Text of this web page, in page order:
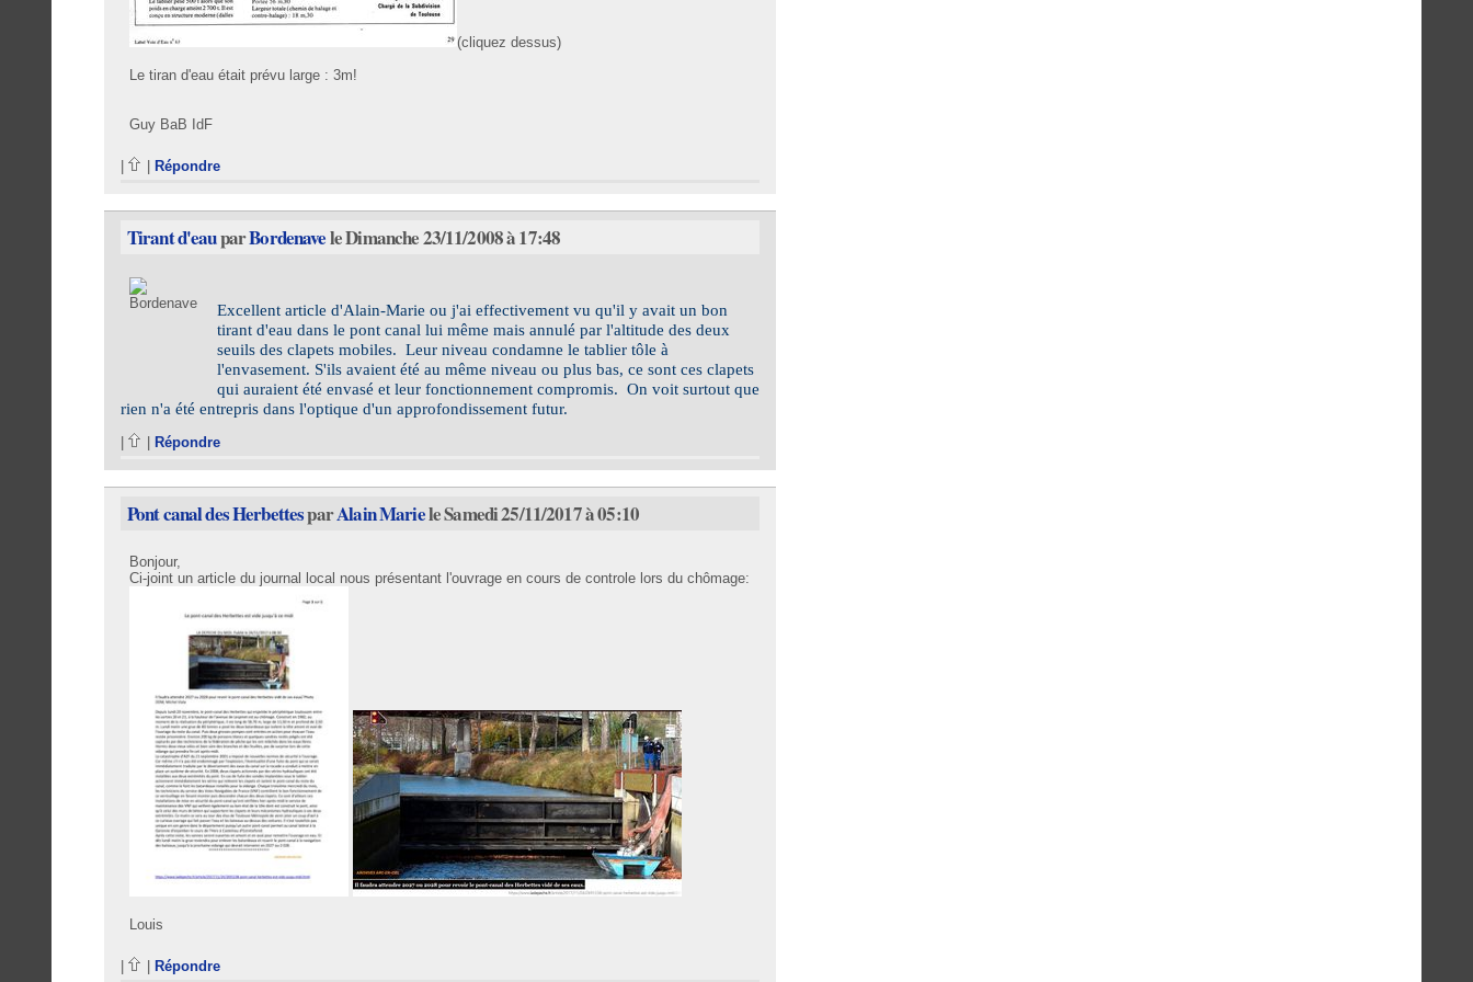
(cliquez dessus)
Le tiran d'eau était prévu large : 3m!
Guy BaB IdF
Répondre
Tirant d'eauparBordenavele Dimanche 23/11/2008 à 17:48
Excellent article d'Alain-Marie ou j'ai effectivement vu qu'il y avait un bon
tirant d'eau dans le pont canal lui même mais annulé par l'altitude des deux
seuils des clapets mobiles. Leur niveau condamne le tablier tôle à
l'envasement. S'ils avaient été au même niveau ou plus bas, ce sont ces clapets
qui auraient été envasé et leur fonctionnement compromis. On voit surtout que
rien n'a été entrepris dans l'optique d'un approfondissement futur.
Répondre
Pont canal des HerbettesparAlain Mariele Samedi 25/11/2017 à 05:10
Bonjour,
Ci-joint un article du journal local nous présentant l'ouvrage en cours de controle lors du chômage:
Louis
Répondre